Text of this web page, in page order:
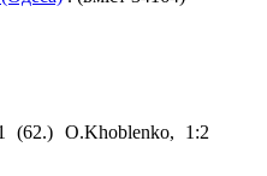
(62.) O.Khoblenko, 1:2